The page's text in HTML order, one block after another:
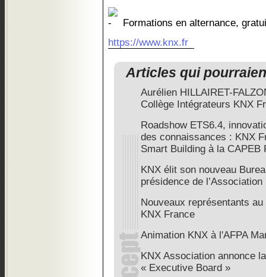
Formations en alternance,
https://www.knx.fr
Articles qui
Aurélien HILLAIRET-
Collège Intégrateurs KNX
Roadshow ETS6.4,
des connaissances : KNX
Smart Building à la CAPEB
KNX élit son nouveau
présidence de l’Association
Nouveaux représentants
KNX France
Animation KNX à l'AFPA
KNX Association annonce
« Executive Board »